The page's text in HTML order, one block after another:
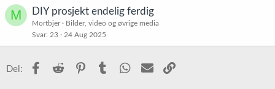
M DIY prosjekt endelig ferdig
Mortbjer
Bilder, video og øvrige media
Svar 23 24 Aug 2025
Del: Facebook
Reddit PinterestTumblr WhatsApp
E-post